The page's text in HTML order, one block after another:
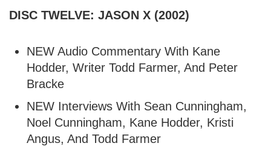
DISC TWELVE: JASON X (2002)
NEW Audio Commentary With Kane
Hodder, Writer Todd Farmer, And Peter
Bracke
NEW Interviews With Sean Cunningham,
Noel Cunningham, Kane Hodder, Kristi
Angus, And Todd Farmer